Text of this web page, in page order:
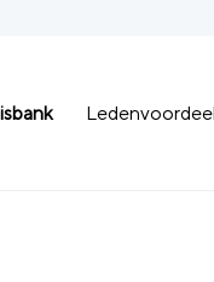
Ledenvoordeel